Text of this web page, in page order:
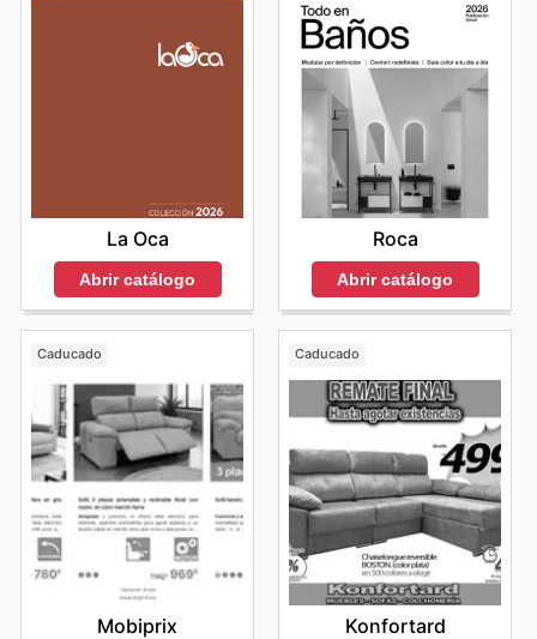
La Oca
Abrir catálogo
Roca
Abrir catálogo
Caducado
Mobiprix
Caducado
Konfortard